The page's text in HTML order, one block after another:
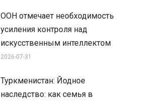
ООН отмечает необходимость
усиления контроля над
искусственным интеллектом
2026-07-31
Туркменистан: Йодное
наследство: как семья в